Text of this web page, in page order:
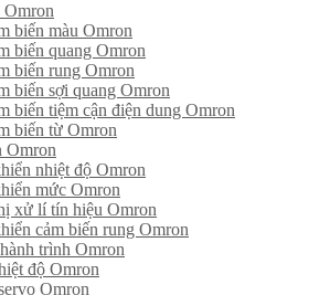
Omron
biến màu Omron
biến quang Omron
biến rung Omron
biến sợi quang Omron
biến tiệm cận điện dung Omron
biến từ Omron
Omron
nhiệt độ Omron
mức Omron
xử lí tín hiệu Omron
cảm biến rung Omron
trình Omron
độ Omron
Omron